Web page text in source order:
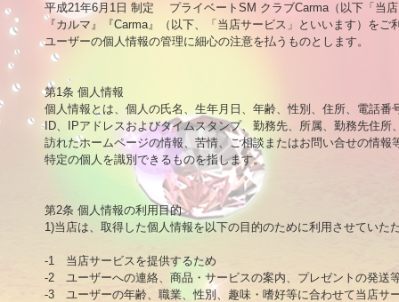
平成21年6月1日 制定 　プライベートSM クラブCarma（以下「当
『カルマ』『Carma』（以下、「当店サービス」といいます）を
ユーザーの個人情報の管理に細心の注意を払うものとします。
第1条 個人情報
個人情報とは、個人の氏名、生年月日、年齢、性別、住所、電話
ID、IPアドレスおよびタイムスタンプ、勤務先、所属、勤務先住
訪れたホームページの情報、苦情、ご相談またはお問い合せの情
特定の個人を識別できるものを指します。
第2条 個人情報の利用目的
1)当店は、取得した個人情報を以下の目的のために利用させていた
-1　当店サービスを提供するため
-2　ユーザーへの連絡、商品・サービスの案内、プレゼントの発送
-3　ユーザーの年齢、職業、性別、趣味・嗜好等に合わせて当店